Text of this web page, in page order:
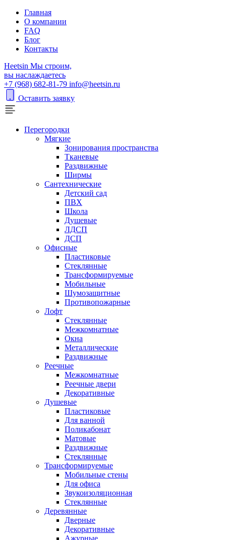
Главная
О компании
FAQ
Блог
Контакты
Heetsin Мы строим,
вы наслаждаетесь
+7 (968) 682-81-79 info@heetsin.ru
Оставить заявку
Перегородки
Мягкие
Зонирования пространства
Тканевые
Раздвижные
Ширмы
Сантехнические
Детский сад
ПВХ
Школа
Душевые
ЛДСП
ДСП
Офисные
Пластиковые
Стеклянные
Трансформируемые
Мобильные
Шумозащитные
Противопожарные
Лофт
Стеклянные
Межкомнатные
Окна
Металлические
Раздвижные
Реечные
Межкомнатные
Реечные двери
Декоративные
Душевые
Пластиковые
Для ванной
Поликабонат
Матовые
Раздвижные
Стеклянные
Трансформируемые
Мобильные стены
Для офиса
Звукоизоляционная
Стеклянные
Деревянные
Дверные
Декоративные
Ажурные